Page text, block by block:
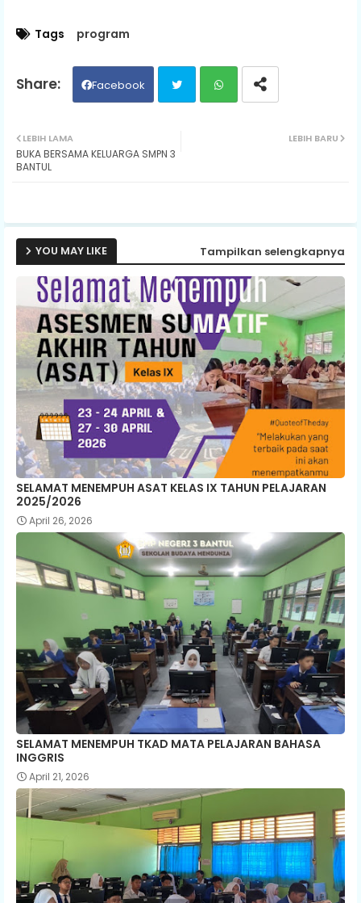
Tags program
Facebook
ter
p
LEBIH BARU
LEBIH LAMA
BUKA BERSAMA KELUARGA SMPN 3
BANTUL
YOU MAY LIKE Tampilkan selengkapnya
SELAMAT MENEMPUH ASAT KELAS IX TAHUN PELAJARAN
2025/2026
April 26, 2026
SELAMAT MENEMPUH TKAD MATA PELAJARAN BAHASA
INGGRIS
April 21, 2026